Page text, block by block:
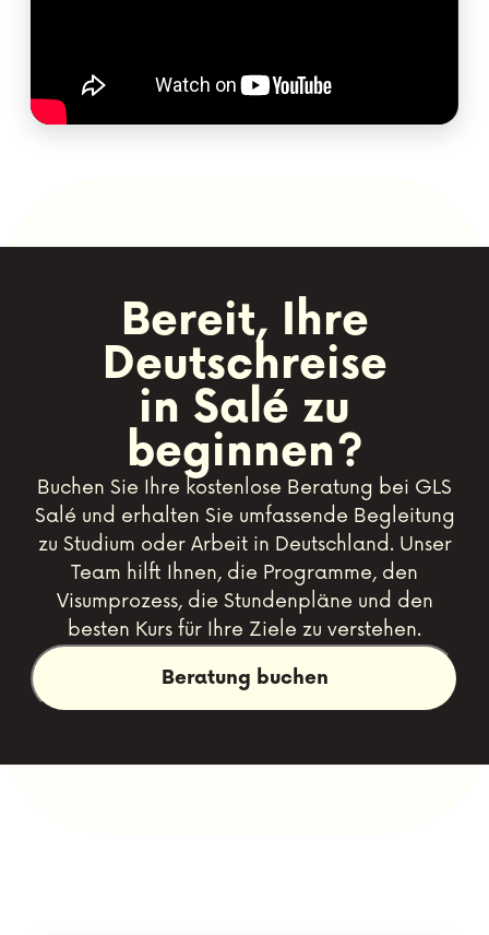
Bereit, Ihre
Deutschreise
in Salé zu
beginnen?
Buchen Sie Ihre kostenlose Beratung bei GLS
Salé und erhalten Sie umfassende Begleitung
zu Studium oder Arbeit in Deutschland. Unser
Team hilft Ihnen, die Programme, den
Visumprozess, die Stundenpläne und den
besten Kurs für Ihre Ziele zu verstehen.
Beratung buchen